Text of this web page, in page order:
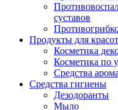
суставов
Продукты для
Косметика
Косметика по
Средства
Средства гигиены
Дезодоранты
Мыло